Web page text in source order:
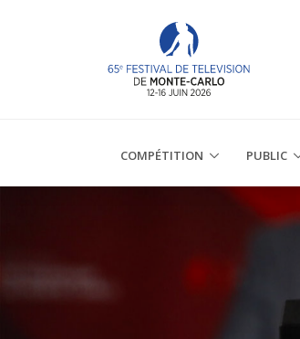
COMPÉTITION PUBLIC